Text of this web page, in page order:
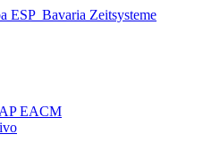
EACM